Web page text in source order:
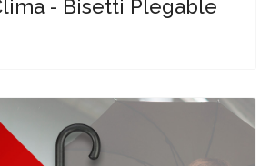
- Bisetti Plegable